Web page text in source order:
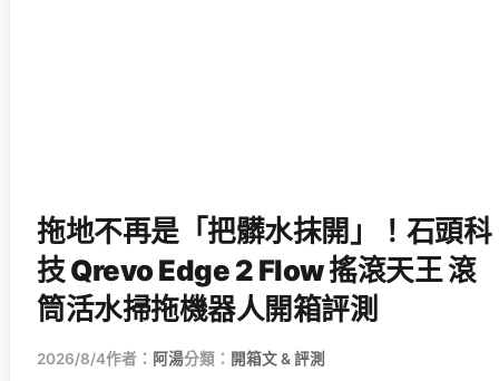
拖地不再是「把髒水抹開」！石頭科
技 Qrevo Edge 2 Flow 搖滾天王 滾
筒活水掃拖機器人開箱評測
2026/8/4作者： 阿湯分類： 開箱文 & 評測